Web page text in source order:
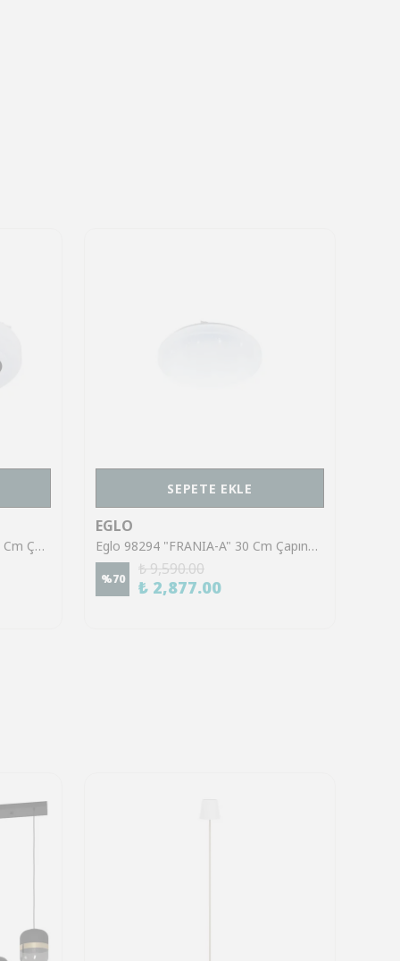
Eglo 75644 "ESPARTACO" 38,5 Cm Çapında Çelik Beyaz Tavan Armatürü
SEPETE EKLE
EGLO
Eglo 98294 "FRANIA-A" 30 Cm Çapında Çelik Beyaz Duvar Tavan Armatürü Ip44
%70
₺ 9,590.00
₺ 2,877.00